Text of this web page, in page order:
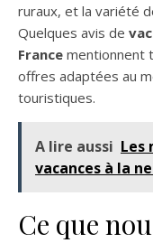
ruraux, et la variété
Quelques avis de
France mentionnent
offres adaptées au
touristiques.
A lire aussi Les
vacances à la
Ce que